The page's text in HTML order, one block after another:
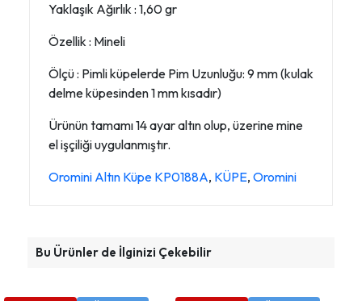
Yaklaşık Ağırlık : 1,60 gr
Özellik : Mineli
Ölçü : Pimli küpelerde Pim Uzunluğu: 9 mm (kulak
delme küpesinden 1 mm kısadır)
Ürünün tamamı 14 ayar altın olup, üzerine mine
el işçiliği uygulanmıştır.
Oromini Altın Küpe KP0188A, KÜPE, Oromini
Bu Ürünler de İlginizi Çekebilir